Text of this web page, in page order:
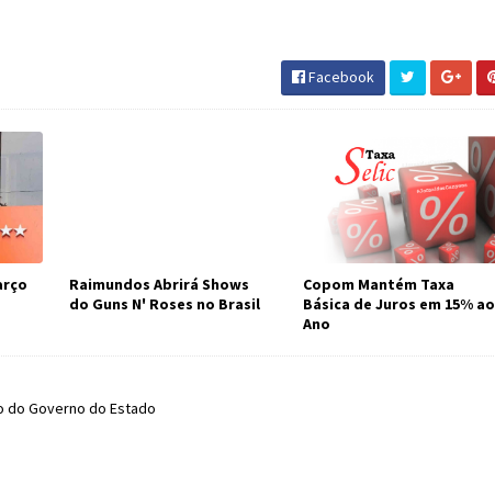
Facebook
Raimundos Abrirá Shows
do Guns N' Roses no Brasil
Copom Mantém Taxa
Básica de Juros em 15% ao
Ano
Governo do Estado